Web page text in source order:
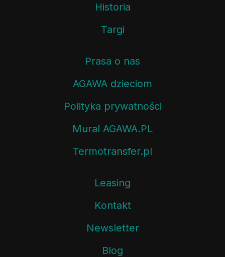
Historia
Targi
Prasa o nas
AGAWA dzieciom
Polityka prywatności
Mural AGAWA.PL
Termotransfer.pl
Leasing
Kontakt
Newsletter
Blog